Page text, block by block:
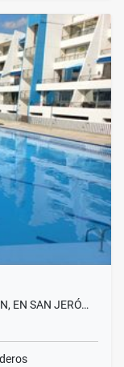
EN SAN JERÓ…